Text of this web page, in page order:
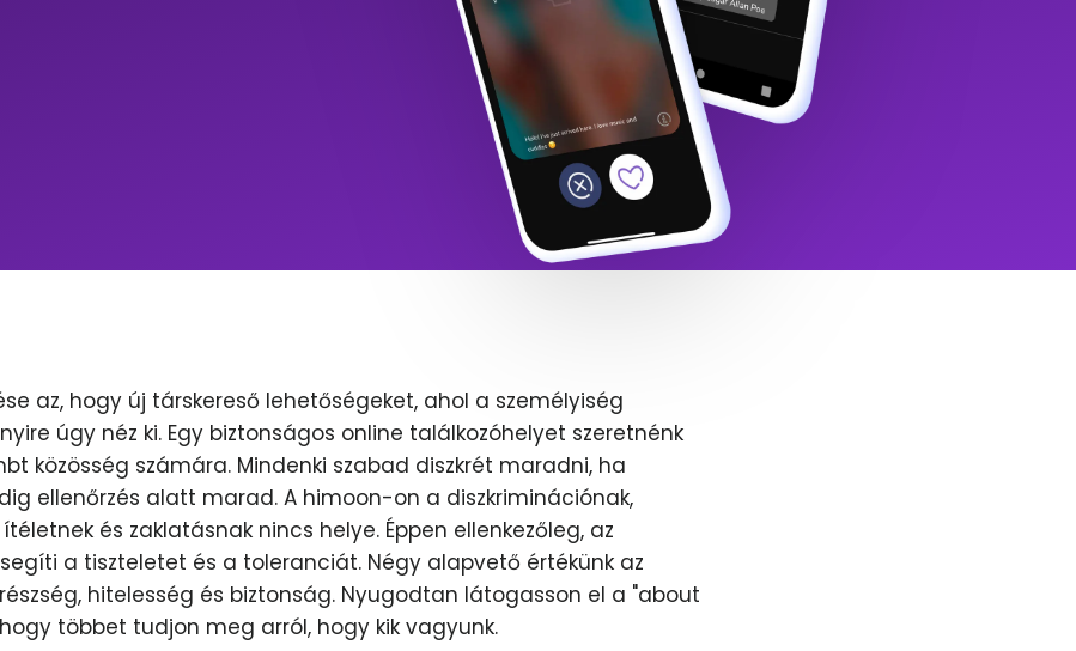
az, hogy új társkereső lehetőségeket, ahol a személyiség
úgy néz ki. Egy biztonságos online találkozóhelyet szeretnénk
közösség számára. Mindenki szabad diszkrét maradni, ha
ellenőrzés alatt marad. A himoon-on a diszkriminációnak,
és zaklatásnak nincs helye. Éppen ellenkezőleg, az
a tiszteletet és a toleranciát. Négy alapvető értékünk az
hitelesség és biztonság. Nyugodtan látogasson el a "about
többet tudjon meg arról, hogy kik vagyunk.